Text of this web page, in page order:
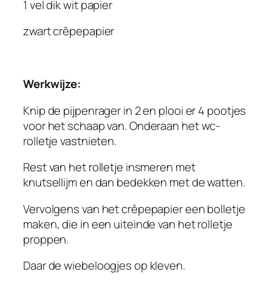
1 vel dik wit papier
zwart crêpepapier
Werkwijze:
Knip de pijpenrager in 2 en plooi er 4 pootjes
voor het schaap van. Onderaan het wc-
rolletje vastnieten.
Rest van het rolletje insmeren met
knutsellijm en dan bedekken met de watten.
Vervolgens van het crêpepapier een bolletje
maken, die in een uiteinde van het rolletje
proppen.
Daar de wiebeloogjes op kleven.